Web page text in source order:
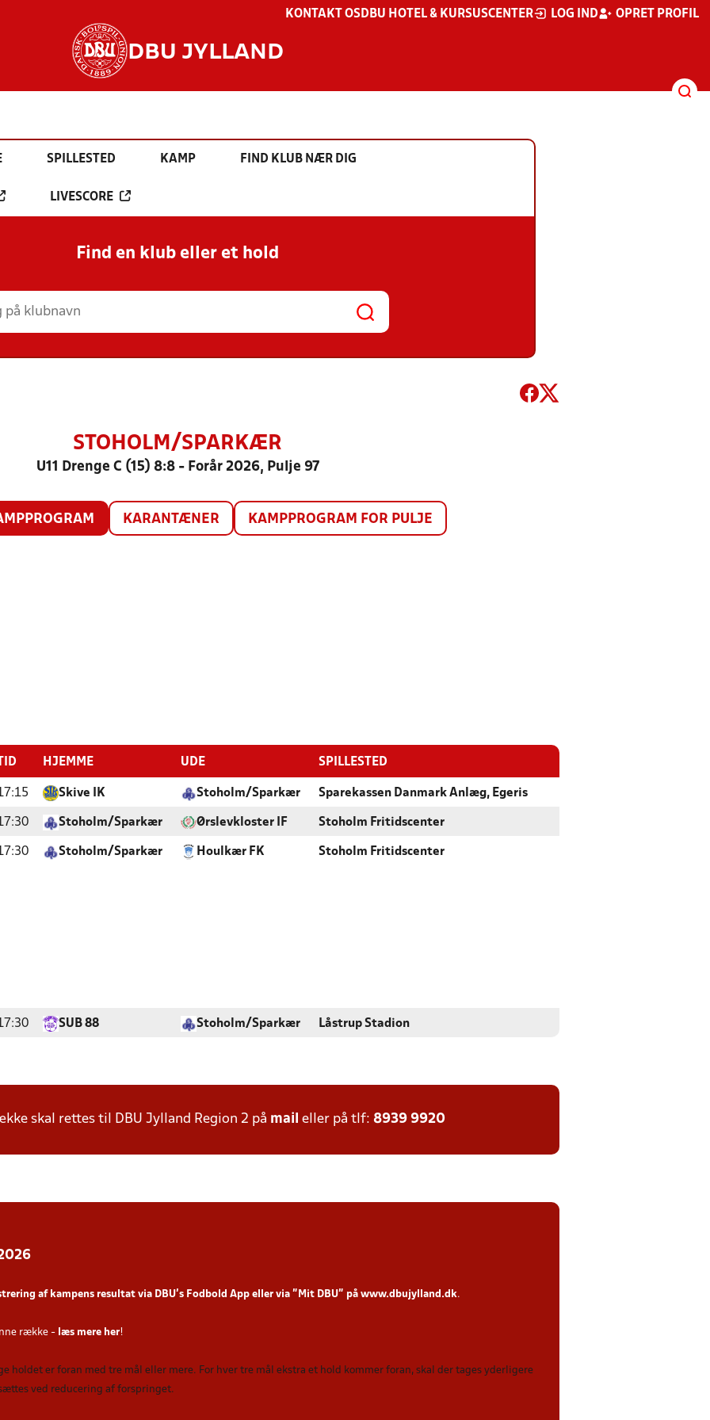
KONTAKT OS DBU HOTEL & KURSUSCENTER LOG IND OPRET PROFIL
DBU JYLLAND
SPILLESTED KAMP FIND KLUB NÆR DIG
LIVESCORE
Find en klub eller et hold
STOHOLM/SPARKÆR
U11 Drenge C (15) 8:8 - Forår 2026, Pulje 97
KARANTÆNER KAMPPROGRAM FOR PULJE
TID HJEMME UDE SPILLESTED
Skive IK Stoholm/Sparkær Sparekassen Danmark Anlæg, Egeris
Stoholm/Sparkær Ørslevkloster IF Stoholm Fritidscenter
Stoholm/Sparkær Houlkær FK Stoholm Fritidscenter
SUB 88 Stoholm/Sparkær Låstrup Stadion
skal rettes til DBU Jylland Region 2 på mail eller på tlf: 8939 9920
af kampens resultat via DBU’s Fodbold App eller via ”Mit DBU” på www.dbujylland.dk.
række - læs mere her!
holdet er foran med tre mål eller mere. For hver tre mål ekstra et hold kommer foran, skal der tages yderligere
ved reducering af forspringet.